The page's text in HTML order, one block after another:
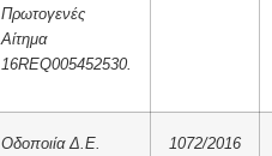
Πρωτογενές
Αίτημα
16REQ005452530.
Οδοποιία Δ.Ε.
1072/2016